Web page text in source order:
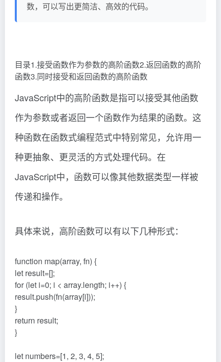
数，可以写出更简洁、高效的代码。
目录1.接受函数作为参数的高阶函数2.返回函数的高阶
函数3.同时接受和返回函数的高阶函数
JavaScript中的高阶函数是指可以接受其他函数
作为参数或者返回一个函数作为结果的函数。这
种函数在函数式编程范式中特别常见，允许用一
种更抽象、更灵活的方式处理代码。在
JavaScript中，函数可以像其他数据类型一样被
传递和操作。
具体来说，高阶函数可以有以下几种形式：
function map(array, fn) {
let result=[];
for (let i=0; i < array.length; i++) {
result.push(fn(array[i]));
}
return result;
}
let numbers=[1, 2, 3, 4, 5];